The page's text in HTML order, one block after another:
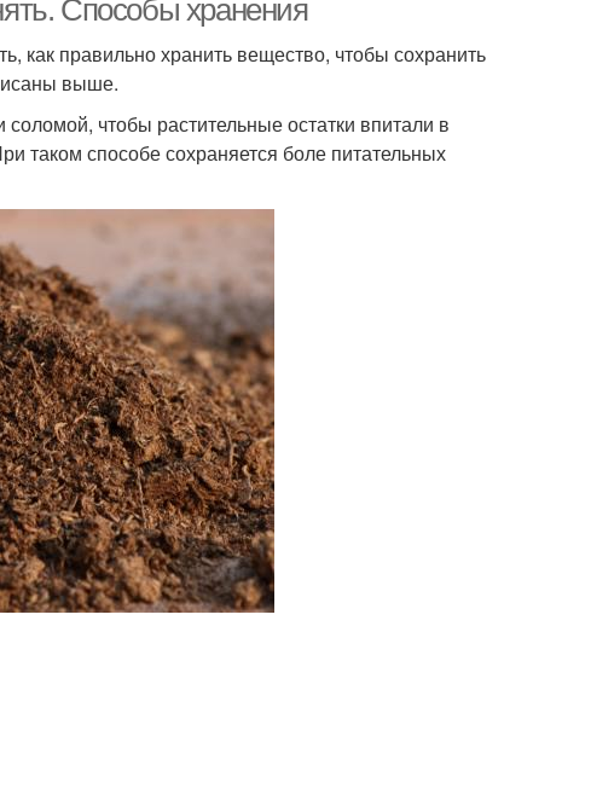
Способы хранения
как правильно хранить вещество, чтобы сохранить
выше.
чтобы растительные остатки впитали в
таком способе сохраняется боле питательных